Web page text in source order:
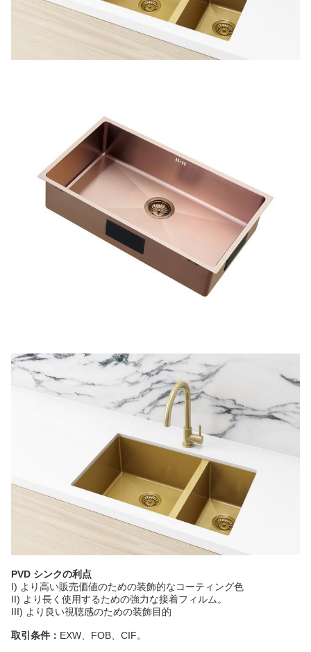
PVD シンクの利点
I) より高い販売価値のための装飾的なコーティング色
II) より長く使用するための強力な接着フィルム。
III) より良い視聴感のための装飾目的
取引条件： EXW、FOB、CIF。